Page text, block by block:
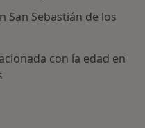
San Sebastián de los
con la edad en